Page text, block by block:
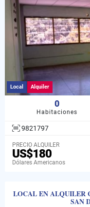
Local Alquiler
0
Habitaciones
9821797
PRECIO ALQUILER
US$180
Dólares Americanos
LOCAL EN ALQUILER
SAN